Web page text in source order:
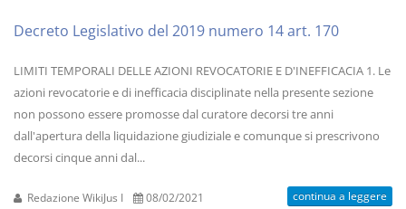
Decreto Legislativo del 2019 numero 14 art. 170
LIMITI TEMPORALI DELLE AZIONI REVOCATORIE E D'INEFFICACIA 1. Le
azioni revocatorie e di inefficacia disciplinate nella presente sezione
non possono essere promosse dal curatore decorsi tre anni
dall'apertura della liquidazione giudiziale e comunque si prescrivono
decorsi cinque anni dal...
Redazione WikiJus I 08/02/2021 continua a leggere